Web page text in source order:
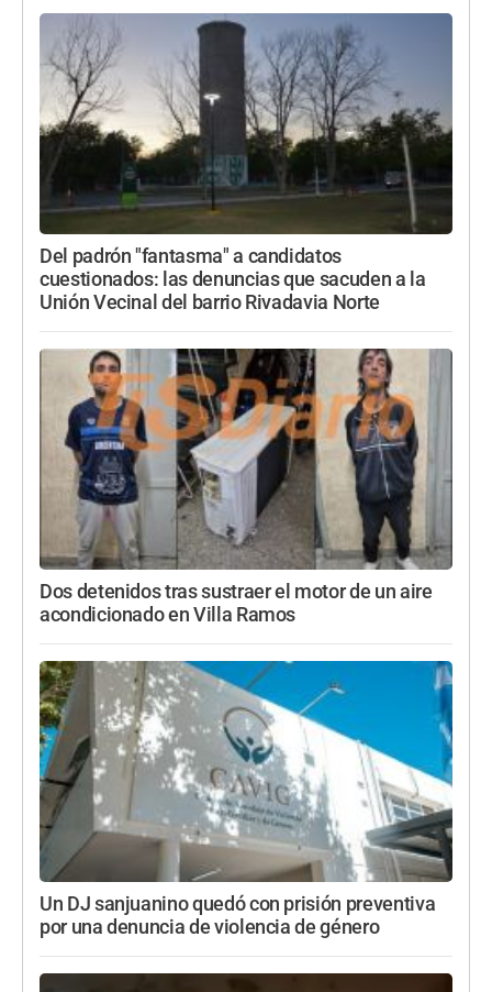
Del padrón "fantasma" a candidatos
cuestionados: las denuncias que sacuden a la
Unión Vecinal del barrio Rivadavia Norte
Dos detenidos tras sustraer el motor de un aire
acondicionado en Villa Ramos
Un DJ sanjuanino quedó con prisión preventiva
por una denuncia de violencia de género